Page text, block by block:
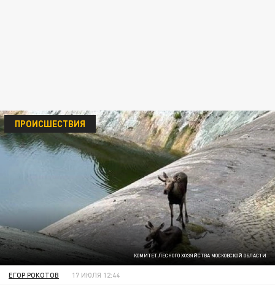
КОМИТЕТ ЛЕСНОГО ХОЗЯЙСТВА МОСКОВСКОЙ ОБЛАСТИ
ПРОИСШЕСТВИЯ
ЕГОР РОКОТОВ 17 ИЮЛЯ 12:44